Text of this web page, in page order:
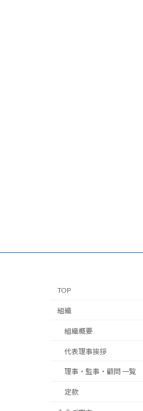
TOP
組織
組織概要
代表理事挨拶
理事・監事・顧問 一覧
定款